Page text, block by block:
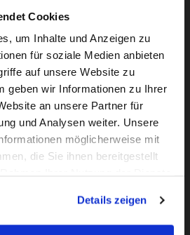
Cookies
um Inhalte und Anzeigen zu
für soziale Medien anbieten
auf unsere Website zu
geben wir Informationen zu Ihrer
an unsere Partner für
und Analysen weiter. Unsere
möglicherweise mit
die Sie ihnen bereitgestellt
Webseite weiterhin nutzen.
Details zeigen